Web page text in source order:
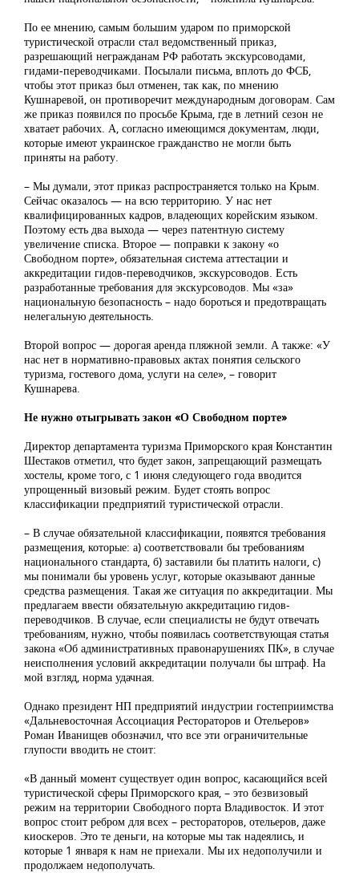
По ее мнению, самым большим ударом по приморской
туристической отрасли стал ведомственный приказ,
разрешающий негражданам РФ работать экскурсоводами,
гидами-переводчиками. Посылали письма, вплоть до ФСБ,
чтобы этот приказ был отменен, так как, по мнению
Кушнаревой, он противоречит международным договорам. Сам
же приказ появился по просьбе Крыма, где в летний сезон не
хватает рабочих. А, согласно имеющимся документам, люди,
которые имеют украинское гражданство не могли быть
приняты на работу.
– Мы думали, этот приказ распространяется только на Крым.
Сейчас оказалось — на всю территорию. У нас нет
квалифицированных кадров, владеющих корейским языком.
Поэтому есть два выхода — через патентную систему
увеличение списка. Второе — поправки к закону «о
Свободном порте», обязательная система аттестации и
аккредитации гидов-переводчиков, экскурсоводов. Есть
разработанные требования для экскурсоводов. Мы «за»
национальную безопасность – надо бороться и предотвращать
нелегальную деятельность.
Второй вопрос — дорогая аренда пляжной земли. А также: «У
нас нет в нормативно-правовых актах понятия сельского
туризма, гостевого дома, услуги на селе», – говорит
Кушнарева.
Не нужно отыгрывать закон «О Свободном порте»
Директор департамента туризма Приморского края Константин
Шестаков отметил, что будет закон, запрещающий размещать
хостелы, кроме того, с 1 июня следующего года вводится
упрощенный визовый режим. Будет стоять вопрос
классификации предприятий туристической отрасли.
– В случае обязательной классификации, появятся требования
размещения, которые: а) соответствовали бы требованиям
национального стандарта, б) заставили бы платить налоги, с)
мы понимали бы уровень услуг, которые оказывают данные
средства размещения. Такая же ситуация по аккредитации. Мы
предлагаем ввести обязательную аккредитацию гидов-
переводчиков. В случае, если специалисты не будут отвечать
требованиям, нужно, чтобы появилась соответствующая статья
закона «Об административных правонарушениях ПК», в случае
неисполнения условий аккредитации получали бы штраф. На
мой взгляд, норма удачная.
Однако президент НП предприятий индустрии гостеприимства
«Дальневосточная Ассоциация Рестораторов и Отельеров»
Роман Иванищев обозначил, что все эти ограничительные
глупости вводить не стоит:
«В данный момент существует один вопрос, касающийся всей
туристической сферы Приморского края, – это безвизовый
режим на территории Свободного порта Владивосток. И этот
вопрос стоит ребром для всех – рестораторов, отельеров, даже
киоскеров. Это те деньги, на которые мы так надеялись, и
которые 1 января к нам не приехали. Мы их недополучили и
продолжаем недополучать.